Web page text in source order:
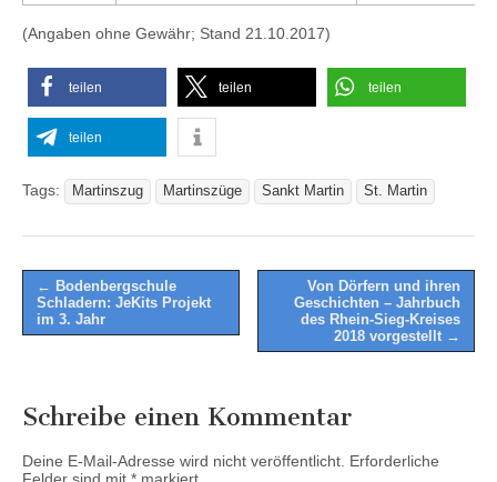
(Angaben ohne Gewähr; Stand 21.10.2017)
teilen teilen teilen
teilen
Tags: Martinszug Martinszüge Sankt Martin St. Martin
Post
navigation
← Bodenbergschule
Schladern: JeKits Projekt
im 3. Jahr
Von Dörfern und ihren
Geschichten – Jahrbuch
des Rhein-Sieg-Kreises
2018 vorgestellt →
Schreibe einen Kommentar
Deine E-Mail-Adresse wird nicht veröffentlicht. Erforderliche